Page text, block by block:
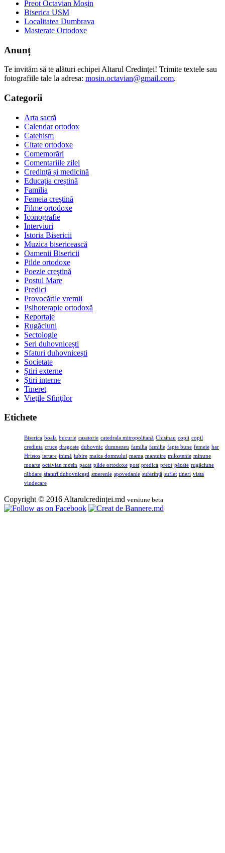
Preot Octavian Moșin
Biserica USM
Localitatea Dumbrava
Masterate Ortodoxe
Anunț
Te invităm să te alături echipei Altarul Credinţei! Trimite textele sau
fotografiile tale la adresa: mosin.octavian@gmail.com.
Categorii
Arta sacră
Calendar ortodox
Catehism
Citate ortodoxe
Comemorări
Comentariile zilei
Credință și medicină
Educația creștină
Familia
Femeia creștină
Filme ortodoxe
Iconografie
Interviuri
Istoria Bisericii
Muzica bisericească
Oamenii Bisericii
Pilde ortodoxe
Poezie creştină
Postul Mare
Predici
Provocările vremii
Psihoterapie ortodoxă
Reportaje
Rugăciuni
Sectologie
Seri duhovnicești
Sfaturi duhovnicești
Societate
Știri externe
Ştiri interne
Tineret
Vieţile Sfinţilor
Etichete
Biserica boala bucurie casatorie catedrala mitropolitană Chisinau copii copil
credinta cruce dragoste duhovnic dumnezeu familia familie fapte bune femeie har
Hristos iertare inimă iubire maica domnului mama mantuire milostenie minune
moarte octavian mosin pacat pilde ortodoxe post predica preot păcate rugăciune
răbdare sfaturi duhovnicești smerenie spovedanie suferinţă suflet tineri viata
vindecare
Copyright © 2016 Altarulcredinței.md versiune beta